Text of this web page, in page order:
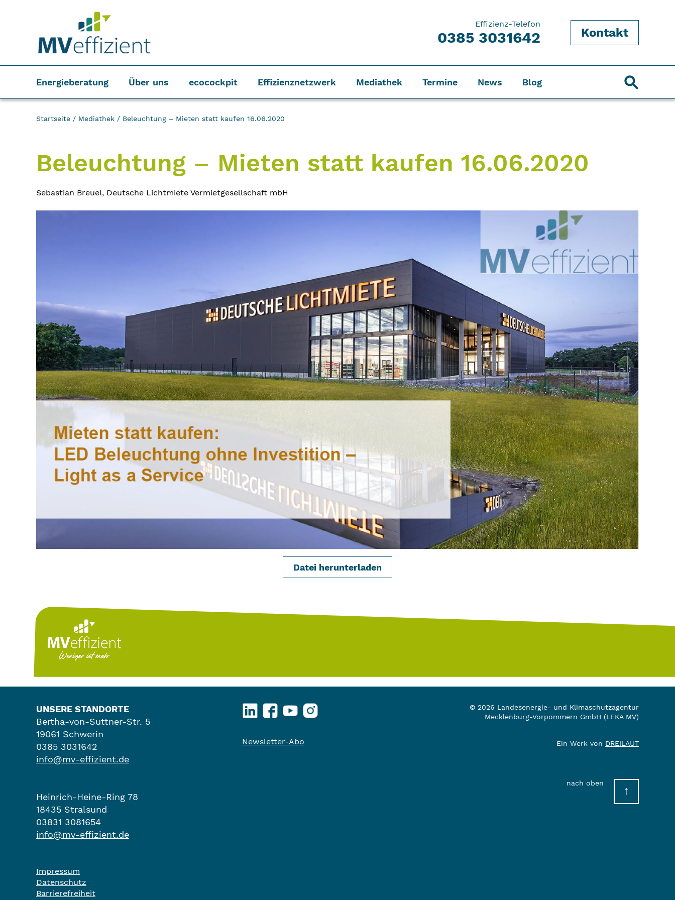
Effizienz-Telefon
0385 3031642 Kontakt
Energieberatung Über uns ecocockpit Effizienznetzwerk Mediathek Termine News Blog
Startseite / Mediathek / Beleuchtung – Mieten statt kaufen 16.06.2020
Beleuchtung – Mieten statt kaufen 16.06.2020
Sebastian Breuel, Deutsche Lichtmiete Vermietgesellschaft mbH
Datei herunterladen
UNSERE STANDORTE
Bertha-von-Suttner-Str. 5
19061 Schwerin
0385 3031642
info@mv-effizient.de
Heinrich-Heine-Ring 78
18435 Stralsund
03831 3081654
info@mv-effizient.de
Impressum
Datenschutz
Barrierefreiheit
LinkedInFacebookYouTubeInstagram
Newsletter-Abo
© 2026 Landesenergie- und Klimaschutzagentur
Mecklenburg-Vorpommern GmbH (LEKA MV)
Ein Werk von DREILAUT
nach oben
↑